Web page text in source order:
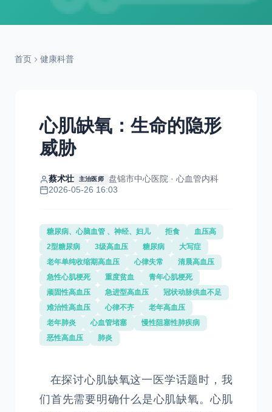
首页 健康科普
心肌缺氧：生命的隐形
威胁
蔡术壮 主治医师
盘锦市中心医院 · 心血管内科
2026-05-26 16:03
糖尿病、心脑血管 、神经、妇儿 拒食
血压高
2型糖尿病
3级高血压 糖尿病
大写症
老年单纯收缩期高血压
心律失常
清晨高血压
急性心肌梗死
重度贫血
青年心肌梗死
顽固性高血压
急进型高血压
冠状动脉供血不足
难治性高血压
心律不齐
老年高血压
老年肺炎
心血管堵塞
慢性阻塞性肺疾病
恶性高血压
肺炎
在探讨心肌缺氧这一医学话题时，我
们首先需要明确什么是心肌缺氧。心肌